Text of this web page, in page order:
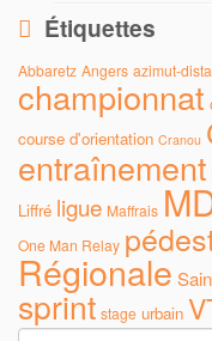
Étiquettes
Abbaretz Angers azimut-
championnat
course d'orientation Cranou
entraînement
Liffré ligue Maffrais
One Man Relay
Régionale
sprint stage urbain